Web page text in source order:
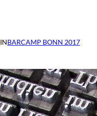
INBARCAMP BONN 2017